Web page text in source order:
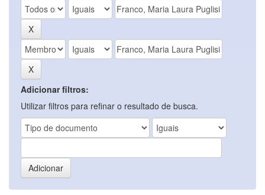
Adicionar filtros:
Utilizar filtros para refinar o resultado de busca.